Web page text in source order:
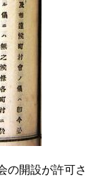
の開設が許可さ